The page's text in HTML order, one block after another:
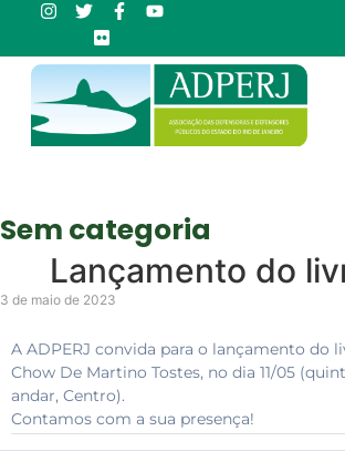
Sem categoria
Lançamento do
3 de maio de 2023
A ADPERJ convida para o lançamento do
Chow De Martino Tostes, no dia 11/05
andar, Centro).
Contamos com a sua presença!